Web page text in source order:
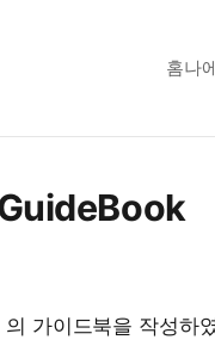
홈나
가이드북을 작성하